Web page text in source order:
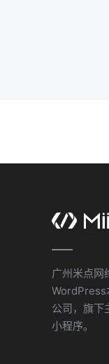
广州米点网
WordPress
公司，旗下
小程序。